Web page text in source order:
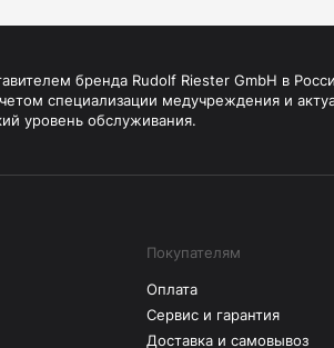
бренда Rudolf Riester GmbH в
специализации медучреждения и
уровень обслуживания.
Покупателям
Оплата
Сервис и гарантия
Доставка и самовывоз